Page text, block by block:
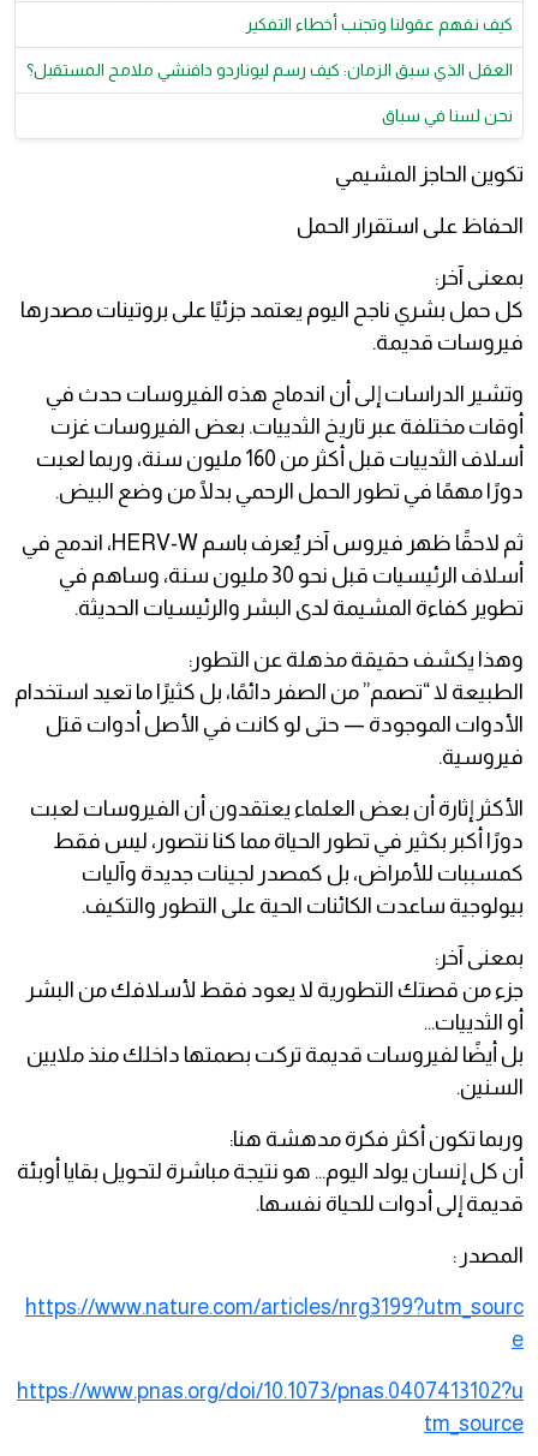
كيف نفهم عقولنا وتجنب أخطاء التفكير
العقل الذي سبق الزمان: كيف رسم ليوناردو دافنشي ملامح المستقبل؟
نحن لسنا في سباق
تكوين الحاجز المشيمي
الحفاظ على استقرار الحمل
بمعنى آخر:
كل حمل بشري ناجح اليوم يعتمد جزئيًا على بروتينات مصدرها
فيروسات قديمة.
وتشير الدراسات إلى أن اندماج هذه الفيروسات حدث في
أوقات مختلفة عبر تاريخ الثدييات. بعض الفيروسات غزت
أسلاف الثدييات قبل أكثر من 160 مليون سنة، وربما لعبت
دورًا مهمًا في تطور الحمل الرحمي بدلًا من وضع البيض.
ثم لاحقًا ظهر فيروس آخر يُعرف باسم HERV-W، اندمج في
أسلاف الرئيسيات قبل نحو 30 مليون سنة، وساهم في
تطوير كفاءة المشيمة لدى البشر والرئيسيات الحديثة.
وهذا يكشف حقيقة مذهلة عن التطور:
الطبيعة لا “تصمم” من الصفر دائمًا، بل كثيرًا ما تعيد استخدام
الأدوات الموجودة — حتى لو كانت في الأصل أدوات قتل
فيروسية.
الأكثر إثارة أن بعض العلماء يعتقدون أن الفيروسات لعبت
دورًا أكبر بكثير في تطور الحياة مما كنا نتصور، ليس فقط
كمسببات للأمراض، بل كمصدر لجينات جديدة وآليات
بيولوجية ساعدت الكائنات الحية على التطور والتكيف.
بمعنى آخر:
جزء من قصتك التطورية لا يعود فقط لأسلافك من البشر
أو الثدييات…
بل أيضًا لفيروسات قديمة تركت بصمتها داخلك منذ ملايين
السنين.
وربما تكون أكثر فكرة مدهشة هنا:
أن كل إنسان يولد اليوم… هو نتيجة مباشرة لتحويل بقايا أوبئة
قديمة إلى أدوات للحياة نفسها.
المصدر :
https://www.nature.com/articles/nrg3199?utm_sourc
e
https://www.pnas.org/doi/10.1073/pnas.0407413102?u
tm_source